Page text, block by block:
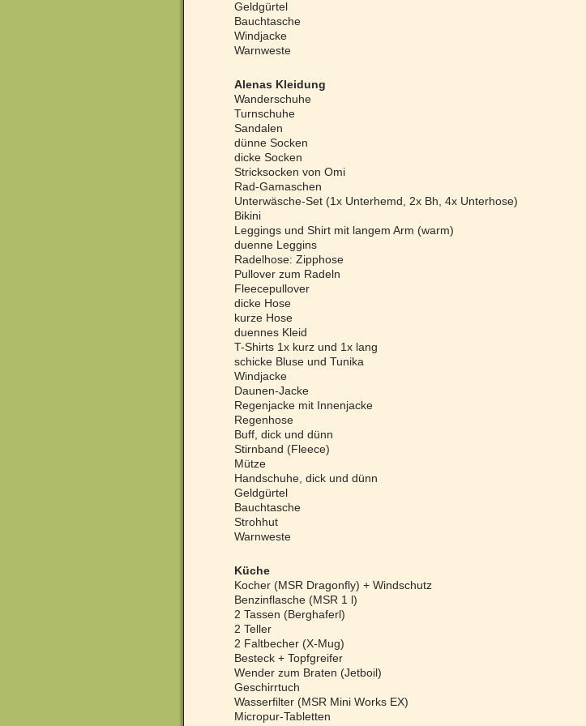
Geldgürtel
Bauchtasche
Windjacke
Warnweste
Alenas Kleidung
Wanderschuhe
Turnschuhe
Sandalen
dünne Socken
dicke Socken
Stricksocken von Omi
Rad-Gamaschen
Unterwäsche-Set (1x Unterhemd, 2x Bh, 4x Unterhose)
Bikini
Leggings und Shirt mit langem Arm (warm)
duenne Leggins
Radelhose: Zipphose
Pullover zum Radeln
Fleecepullover
dicke Hose
kurze Hose
duennes Kleid
T-Shirts 1x kurz und 1x lang
schicke Bluse und Tunika
Windjacke
Daunen-Jacke
Regenjacke mit Innenjacke
Regenhose
Buff, dick und dünn
Stirnband (Fleece)
Mütze
Handschuhe, dick und dünn
Geldgürtel
Bauchtasche
Strohhut
Warnweste
Küche
Kocher (MSR Dragonfly) + Windschutz
Benzinflasche (MSR 1 l)
2 Tassen (Berghaferl)
2 Teller
2 Faltbecher (X-Mug)
Besteck + Topfgreifer
Wender zum Braten (Jetboil)
Geschirrtuch
Wasserfilter (MSR Mini Works EX)
Micropur-Tabletten